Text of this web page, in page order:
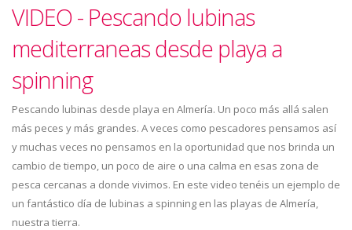
VIDEO - Pescando lubinas
mediterraneas desde playa a
spinning
Pescando lubinas desde playa en Almería. Un poco más allá salen
más peces y más grandes. A veces como pescadores pensamos así
y muchas veces no pensamos en la oportunidad que nos brinda un
cambio de tiempo, un poco de aire o una calma en esas zona de
pesca cercanas a donde vivimos. En este video tenéis un ejemplo de
un fantástico día de lubinas a spinning en las playas de Almería,
nuestra tierra.